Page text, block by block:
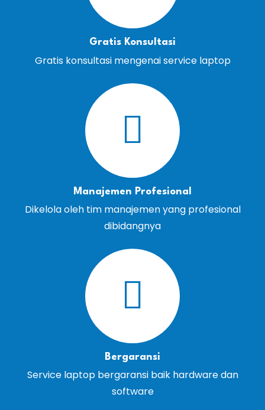
Gratis Konsultasi
Gratis konsultasi mengenai service laptop
Manajemen Profesional
Dikelola oleh tim manajemen yang profesional
dibidangnya
Bergaransi
Service laptop bergaransi baik hardware dan
software